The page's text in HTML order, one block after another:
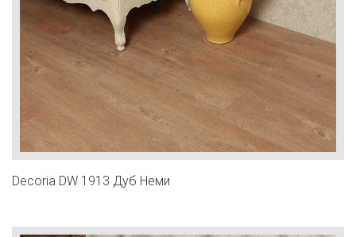
Decoria DW 1913 Дуб Неми